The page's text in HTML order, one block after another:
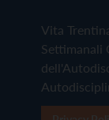
Vita
Settimanali